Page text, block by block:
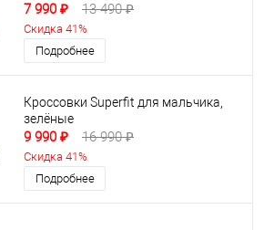
7 990 ₽ 13 490 ₽
Скидка 41%
Подробнее
Кроссовки Superfit для мальчика,
зелёные
9 990 ₽ 16 990 ₽
Скидка 41%
Подробнее